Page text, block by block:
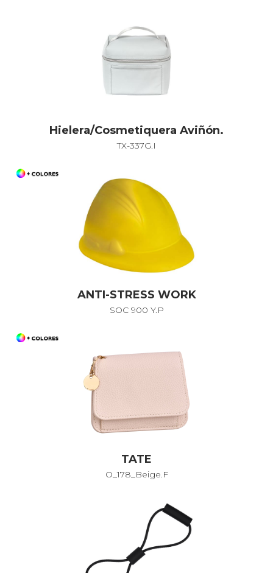
Hielera/Cosmetiquera Aviñón.
TX-337G.I
ANTI-STRESS WORK
SOC 900 Y.P
TATE
O_178_Beige.F